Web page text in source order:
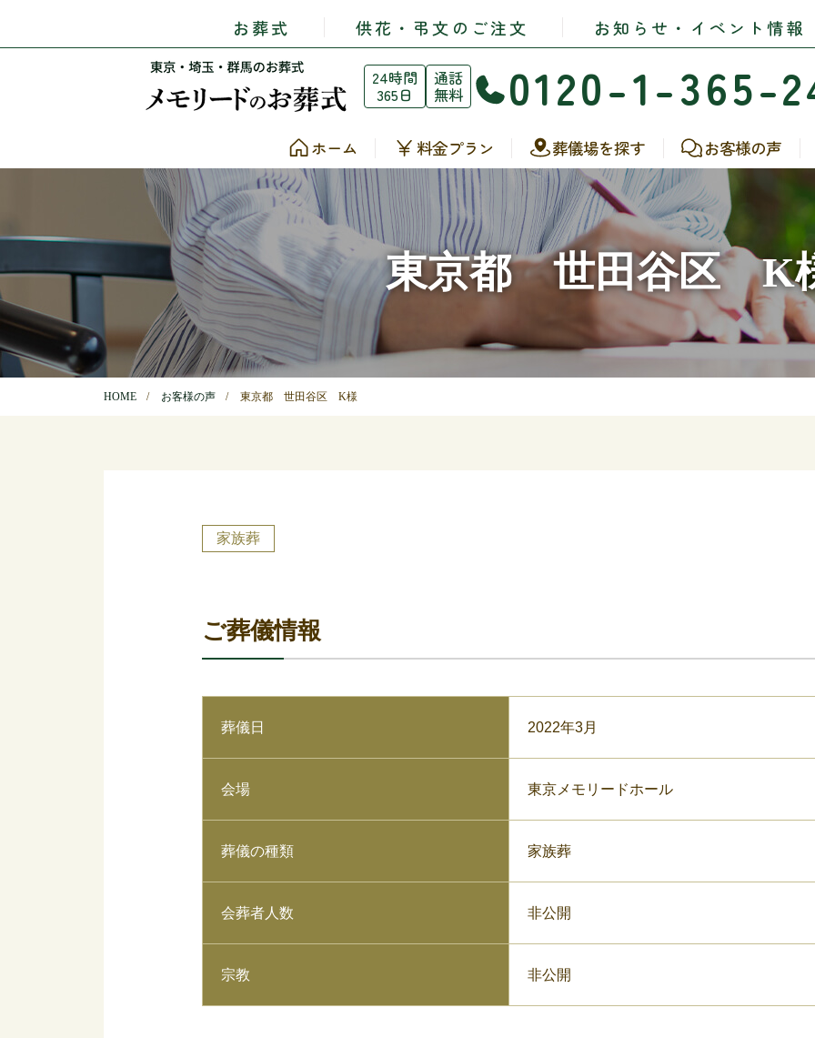
お葬式 供花・弔文のご注文 お知らせ・イベント情報
24時間
365日
通話
無料 0120-1-365-
ホーム 料金プラン 葬儀場を探す お客様の声
東京都 世田谷区 K
HOME お客様の声 東京都 世田谷区 K様
家族葬
ご葬儀情報
葬儀日 2022年3月
会場 東京メモリードホール
葬儀の種類 家族葬
会葬者人数 非公開
宗教 非公開